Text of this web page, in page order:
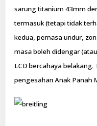
sarung titanium 43mm
termasuk (tetapi tidak
kedua, pemasa undur,
masa boleh didengar
LCD bercahaya
pengesahan Anak Panah